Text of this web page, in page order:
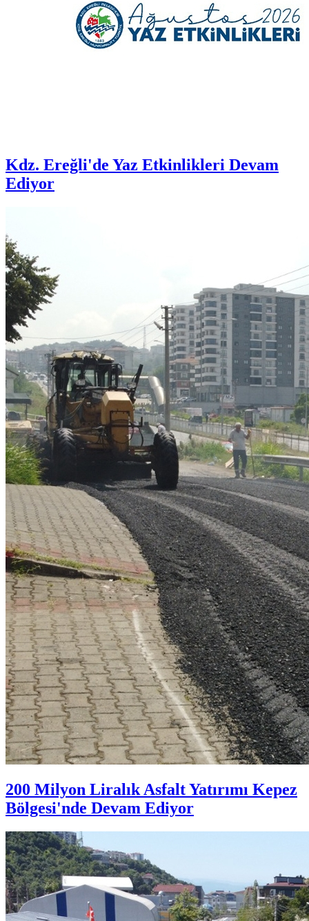
Kdz. Ereğli'de Yaz Etkinlikleri Devam
Ediyor
200 Milyon Liralık Asfalt Yatırımı Kepez
Bölgesi'nde Devam Ediyor